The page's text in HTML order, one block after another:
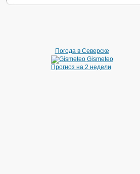
Погода в Северске
Gismeteo
Прогноз на 2 недели